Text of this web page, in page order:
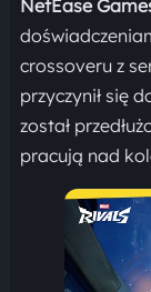
NetEase
crossoveru z
przyczynił się
został
pracują nad